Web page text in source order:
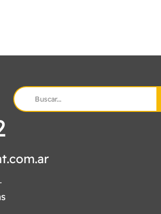
Search
for: